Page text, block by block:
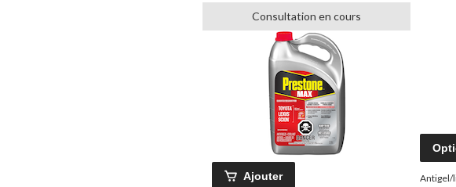
Consultation en cours
Ajouter
Antigel/